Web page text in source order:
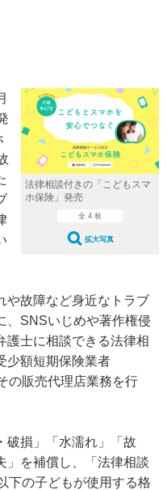
法律相談付きの「こどもスマ
ホ保険」発売
全 4 枚
拡大写真
故障など身近なトラブ
、SNSいじめや著作権侵
護士に相談できる法律相
少額短期保険業者
の販売代理店業務を行
損」「水濡れ」「故
」を補償し、「法律相談
下の子どもが使用する格